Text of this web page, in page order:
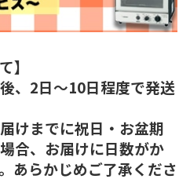
】
、2日～10日程度で発送
けまでに祝日・お盆期
合、お届けに日数がか
あらかじめご了承くださ